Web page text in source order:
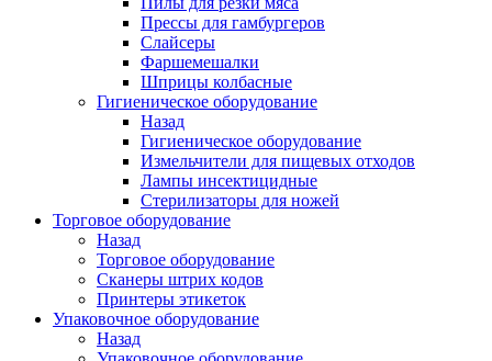
Прессы для гамбургеров
Слайсеры
Фаршемешалки
Шприцы колбасные
Гигиеническое оборудование
Назад
Гигиеническое оборудование
Измельчители для пищевых отходов
Лампы инсектицидные
Стерилизаторы для ножей
Торговое оборудование
Назад
Торговое оборудование
Сканеры штрих кодов
Принтеры этикеток
Упаковочное оборудование
Назад